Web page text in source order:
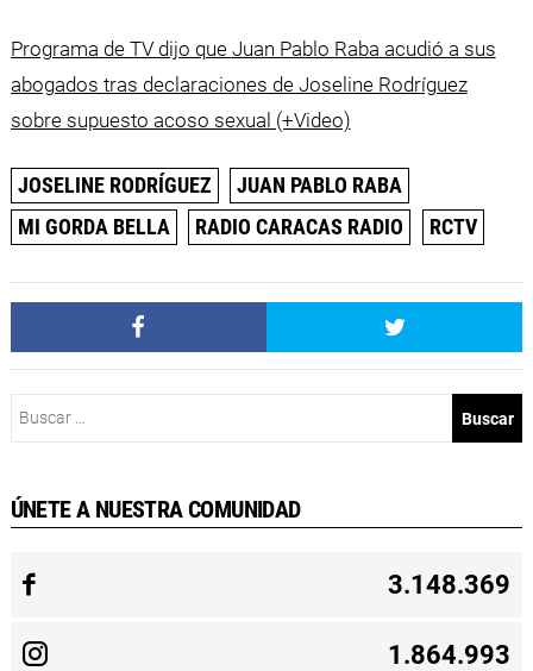
Programa de TV dijo que Juan Pablo Raba acudió a sus
abogados tras declaraciones de Joseline Rodríguez
sobre supuesto acoso sexual (+Video)
JOSELINE RODRÍGUEZ
JUAN PABLO RABA
MI GORDA BELLA
RADIO CARACAS RADIO RCTV
ÚNETE A NUESTRA COMUNIDAD
3.148.369
1.864.993